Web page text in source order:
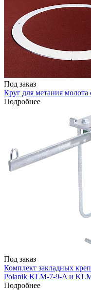
Под заказ
Круг для метания
Подробнее
Под заказ
Комплект закладных
Polanik KLM-7-9-A и
Подробнее